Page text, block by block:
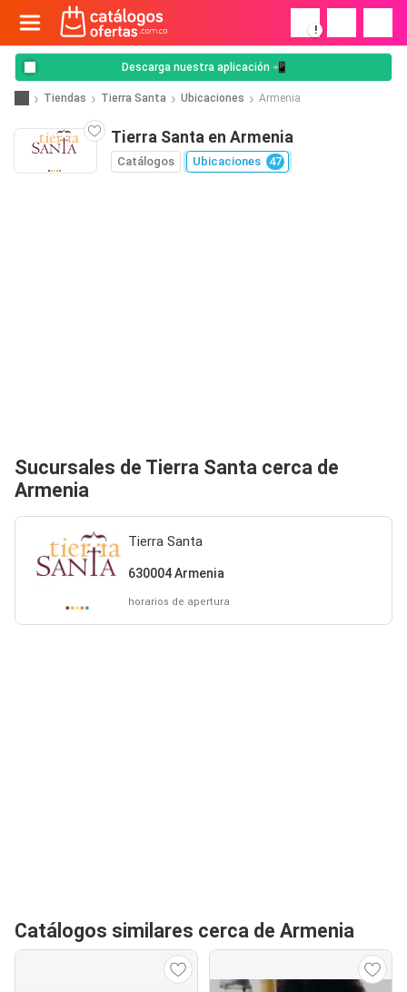
!
Descarga nuestra aplicación 📲
Tiendas Tierra Santa Ubicaciones Armenia
Tierra Santa en Armenia
Catálogos Ubicaciones 47
Sucursales de Tierra Santa cerca de
Armenia
Tierra Santa
630004 Armenia
horarios de apertura
Catálogos similares cerca de Armenia